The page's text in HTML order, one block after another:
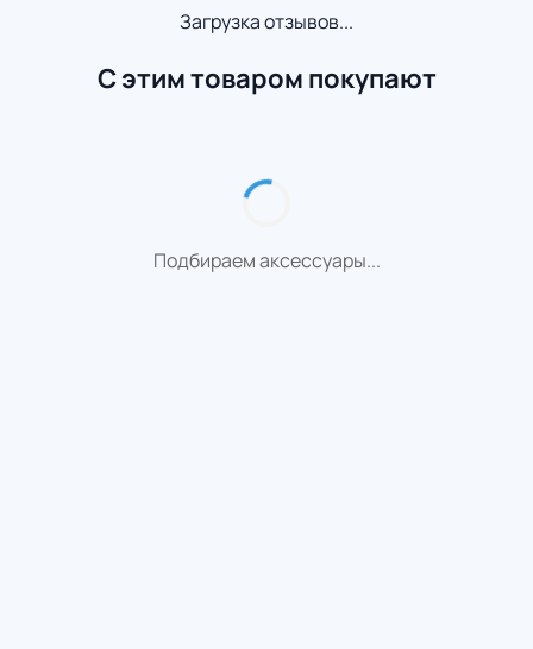
Загрузка отзывов...
С этим товаром покупают
Подбираем аксессуары...